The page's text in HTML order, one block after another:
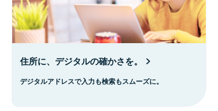
住所に、デジタルの確かさを。
デジタルアドレスで入力も検索もスムーズに。